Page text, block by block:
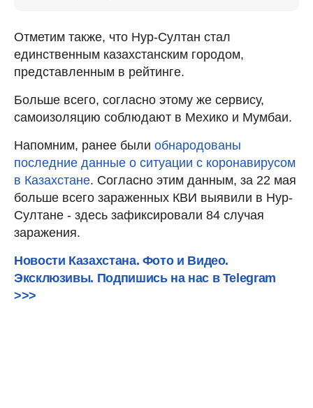
Отметим также, что Нур-Султан стал
единственным казахстанским городом,
представленным в рейтинге.
Больше всего, согласно этому же сервису,
самоизоляцию соблюдают в Мехико и Мумбаи.
Напомним, ранее были обнародованы
последние данные о ситуации с коронавирусом
в Казахстане. Согласно этим данным, за 22 мая
больше всего зараженных КВИ выявили в Нур-
Султане - здесь зафиксировали 84 случая
заражения.
Новости Казахстана. Фото и Видео.
Эксклюзивы. Подпишись на нас в Telegram
>>>